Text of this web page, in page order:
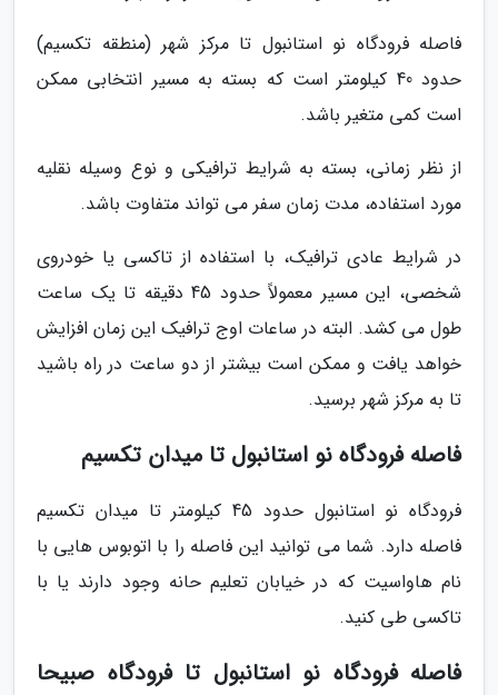
فاصله فرودگاه نو استانبول تا مرکز شهر (منطقه تکسیم)
حدود 40 کیلومتر است که بسته به مسیر انتخابی ممکن
است کمی متغیر باشد.
از نظر زمانی، بسته به شرایط ترافیکی و نوع وسیله نقلیه
مورد استفاده، مدت زمان سفر می تواند متفاوت باشد.
در شرایط عادی ترافیک، با استفاده از تاکسی یا خودروی
شخصی، این مسیر معمولاً حدود 45 دقیقه تا یک ساعت
طول می کشد. البته در ساعات اوج ترافیک این زمان افزایش
خواهد یافت و ممکن است بیشتر از دو ساعت در راه باشید
تا به مرکز شهر برسید.
فاصله فرودگاه نو استانبول تا میدان تکسیم
فرودگاه نو استانبول حدود 45 کیلومتر تا میدان تکسیم
فاصله دارد. شما می توانید این فاصله را با اتوبوس هایی با
نام هاواسیت که در خیابان تعلیم حانه وجود دارند یا با
تاکسی طی کنید.
فاصله فرودگاه نو استانبول تا فرودگاه صبیحا